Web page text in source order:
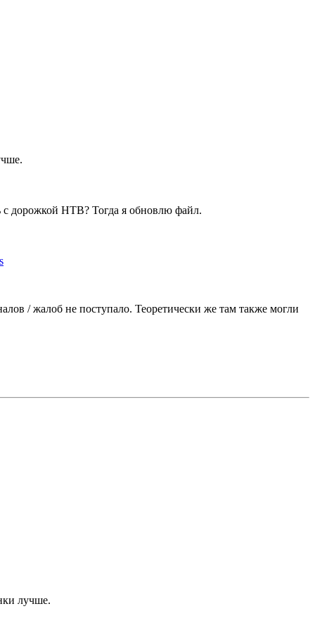
дорожкой НТВ? Тогда я обновлю файл.
/ жалоб не поступало. Теоретически же там также могли
лучше.